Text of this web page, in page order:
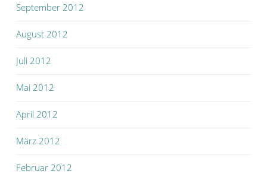
September 2012
August 2012
Juli 2012
Mai 2012
April 2012
März 2012
Februar 2012